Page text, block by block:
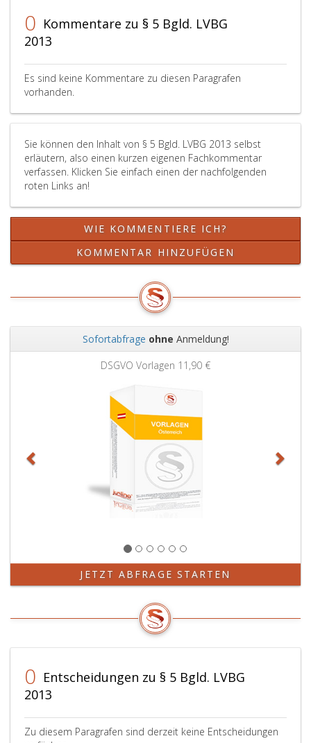
0 Kommentare zu § 5 Bgld. LVBG
2013
Es sind keine Kommentare zu diesen Paragrafen
vorhanden.
Sie können den Inhalt von § 5 Bgld. LVBG 2013 selbst
erläutern, also einen kurzen eigenen Fachkommentar
verfassen. Klicken Sie einfach einen der nachfolgenden
roten Links an!
WIE KOMMENTIERE ICH?
KOMMENTAR HINZUFÜGEN
Sofortabfrage ohne Anmeldung!
DSGVO Vorlagen 11,90 €
JETZT ABFRAGE STARTEN
0 Entscheidungen zu § 5 Bgld. LVBG
2013
Zu diesem Paragrafen sind derzeit keine Entscheidungen